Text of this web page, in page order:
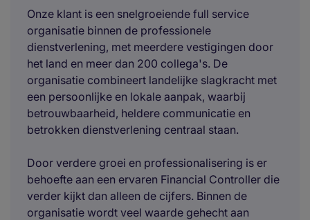
Onze klant is een snelgroeiende full service
organisatie binnen de professionele
dienstverlening, met meerdere vestigingen door
het land en meer dan 200 collega's. De
organisatie combineert landelijke slagkracht met
een persoonlijke en lokale aanpak, waarbij
betrouwbaarheid, heldere communicatie en
betrokken dienstverlening centraal staan.
Door verdere groei en professionalisering is er
behoefte aan een ervaren Financial Controller die
verder kijkt dan alleen de cijfers. Binnen de
organisatie wordt veel waarde gehecht aan